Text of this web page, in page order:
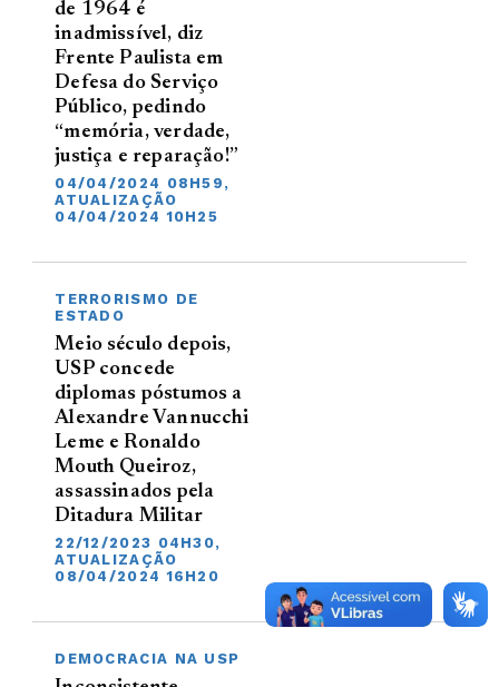
de 1964 é
inadmissível, diz
Frente Paulista em
Defesa do Serviço
Público, pedindo
“memória, verdade,
justiça e reparação!”
04/04/2024 08H59,
ATUALIZAÇÃO
04/04/2024 10H25
TERRORISMO DE
ESTADO
Meio século depois,
USP concede
diplomas póstumos a
Alexandre Vannucchi
Leme e Ronaldo
Mouth Queiroz,
assassinados pela
Ditadura Militar
22/12/2023 04H30,
ATUALIZAÇÃO
08/04/2024 16H20
DEMOCRACIA NA USP